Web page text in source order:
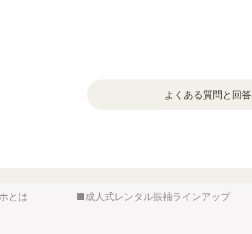
よくある質問と回答
とは 成人式レンタル振袖ラインアップ